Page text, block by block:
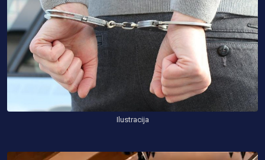
Ilustracija